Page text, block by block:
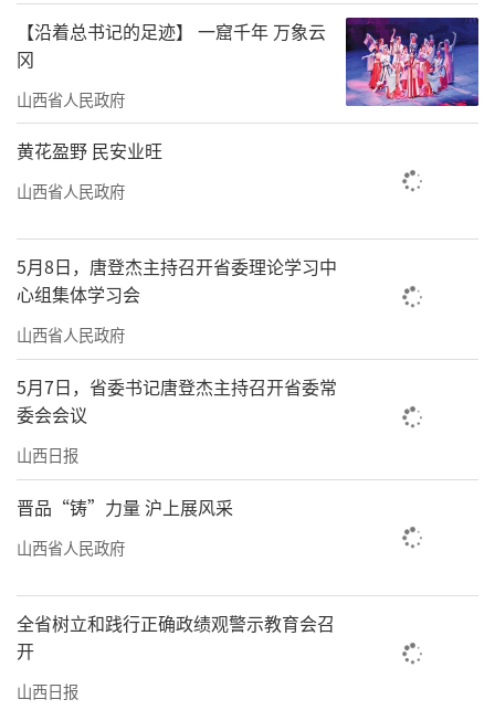
【沿着总书记的足迹】 一窟千年 万象云
冈
山西省人民政府
黄花盈野 民安业旺
山西省人民政府
5月8日，唐登杰主持召开省委理论学习中
心组集体学习会
山西省人民政府
5月7日，省委书记唐登杰主持召开省委常
委会会议
山西日报
晋品“铸”力量 沪上展风采
山西省人民政府
全省树立和践行正确政绩观警示教育会召
开
山西日报